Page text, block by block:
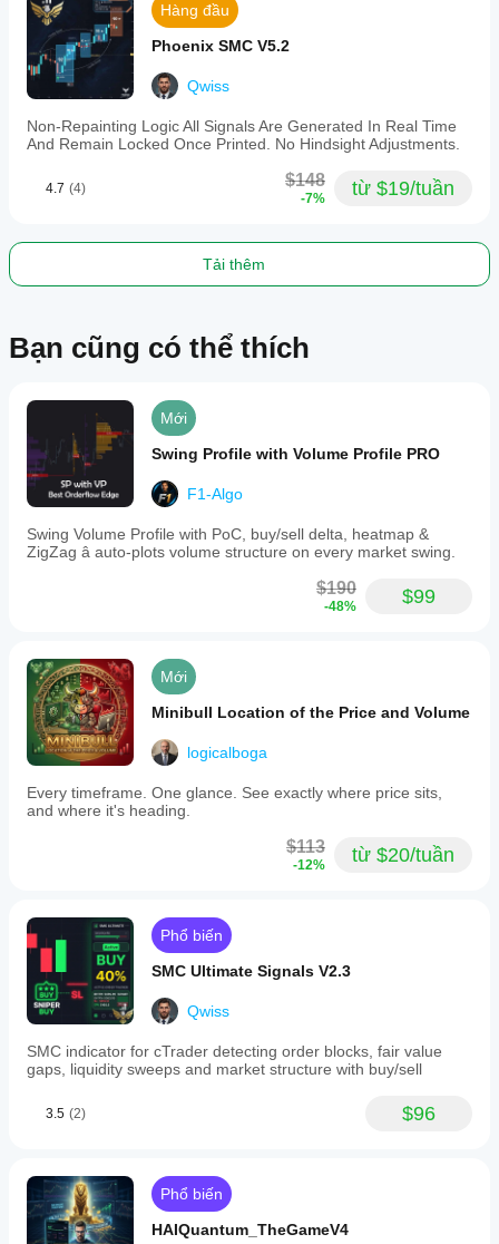
Hàng đầu
Phoenix SMC V5.2
Qwiss
Non-Repainting Logic All Signals Are Generated In Real Time
And Remain Locked Once Printed. No Hindsight Adjustments.
4.7 (4) $148
-7% từ $19/tuần
Tải thêm
Bạn cũng có thể thích
Mới
Swing Profile with Volume Profile PRO
F1-Algo
Swing Volume Profile with PoC, buy/sell delta, heatmap &
ZigZag â auto-plots volume structure on every market swing.
$190
-48% $99
Mới
Minibull Location of the Price and Volume
logicalboga
Every timeframe. One glance. See exactly where price sits,
and where it's heading.
$113
-12% từ $20/tuần
Phổ biến
SMC Ultimate Signals V2.3
Qwiss
SMC indicator for cTrader detecting order blocks, fair value
gaps, liquidity sweeps and market structure with buy/sell
3.5 (2) $96
Phổ biến
HAIQuantum_TheGameV4